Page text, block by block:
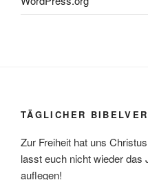
TÄGLICHER
Zur Freiheit hat uns
lasst euch nicht wieder das
auflegen!